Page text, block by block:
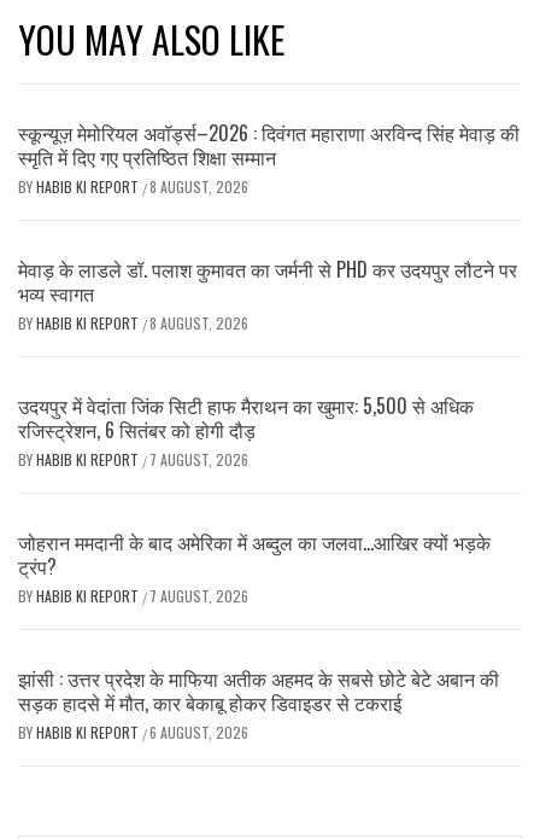
YOU MAY ALSO LIKE
स्कून्यूज़ मेमोरियल अवॉर्ड्स–2026 : दिवंगत महाराणा अरविन्द सिंह मेवाड़ की
स्मृति में दिए गए प्रतिष्ठित शिक्षा सम्मान
BYHABIB KI REPORT /8 AUGUST, 2026
मेवाड़ के लाडले डॉ. पलाश कुमावत का जर्मनी से PHD कर उदयपुर लौटने पर
भव्य स्वागत
BYHABIB KI REPORT /8 AUGUST, 2026
उदयपुर में वेदांता जिंक सिटी हाफ मैराथन का खुमार: 5,500 से अधिक
रजिस्ट्रेशन, 6 सितंबर को होगी दौड़
BYHABIB KI REPORT / 7 AUGUST, 2026
जोहरान ममदानी के बाद अमेरिका में अब्दुल का जलवा…आखिर क्यों भड़के
ट्रंप?
BYHABIB KI REPORT / 7 AUGUST, 2026
झांसी : उत्तर प्रदेश के माफिया अतीक अहमद के सबसे छोटे बेटे अबान की
सड़क हादसे में मौत, कार बेकाबू होकर डिवाइडर से टकराई
BYHABIB KI REPORT /6 AUGUST, 2026